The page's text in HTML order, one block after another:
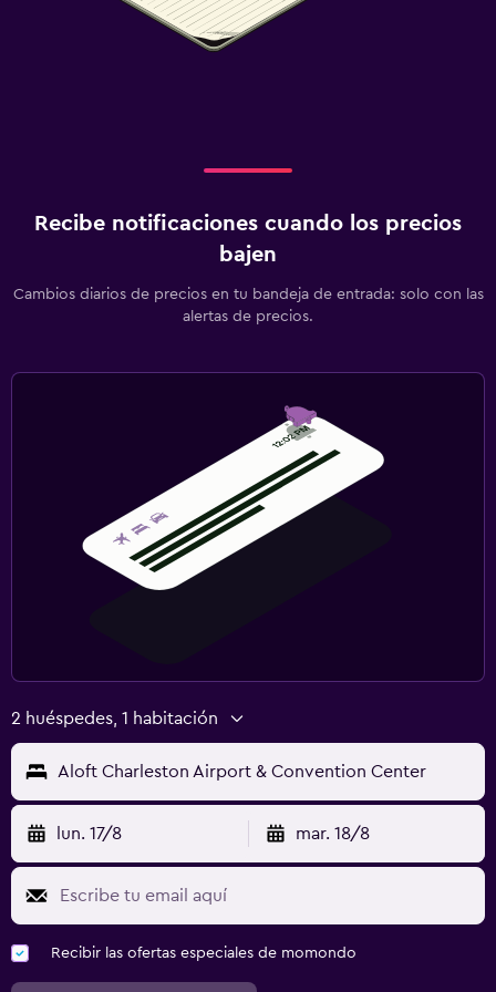
Recibe notificaciones cuando los precios
bajen
Cambios diarios de precios en tu bandeja de entrada: solo con las
alertas de precios.
2 huéspedes, 1 habitación
Aloft Charleston Airport & Convention Center
lun. 17/8 mar. 18/8
Recibir las ofertas especiales de momondo